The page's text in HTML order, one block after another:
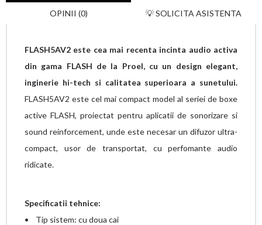
OPINII (0) 💡 SOLICITA ASISTENTA
FLASH5AV2 este cea mai recenta incinta audio activa
din gama FLASH de la Proel, cu un design elegant,
inginerie hi-tech si calitatea superioara a sunetului.
FLASH5AV2 este cel mai compact model al seriei de boxe
active FLASH, proiectat pentru aplicatii de sonorizare si
sound reinforcement, unde este necesar un difuzor ultra-
compact, usor de transportat, cu perfomante audio
ridicate.
Specificatii tehnice:
• Tip sistem: cu doua cai